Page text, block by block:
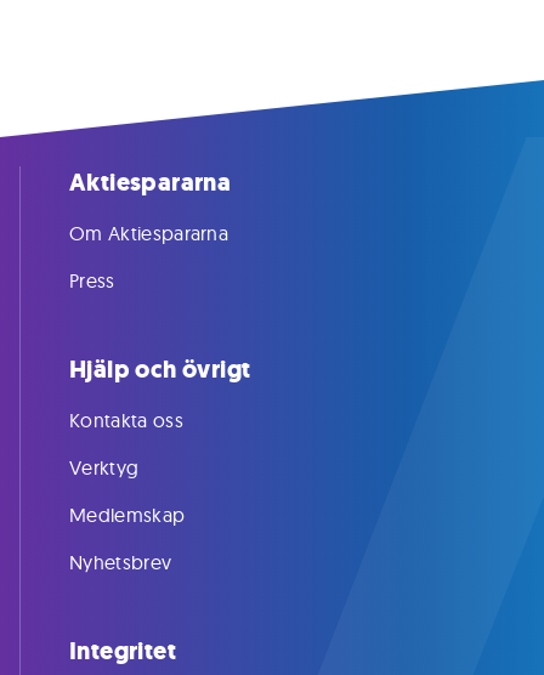
Aktiespararna
Om Aktiespararna
Press
Hjälp och övrigt
Kontakta oss
Verktyg
Medlemskap
Nyhetsbrev
Integritet